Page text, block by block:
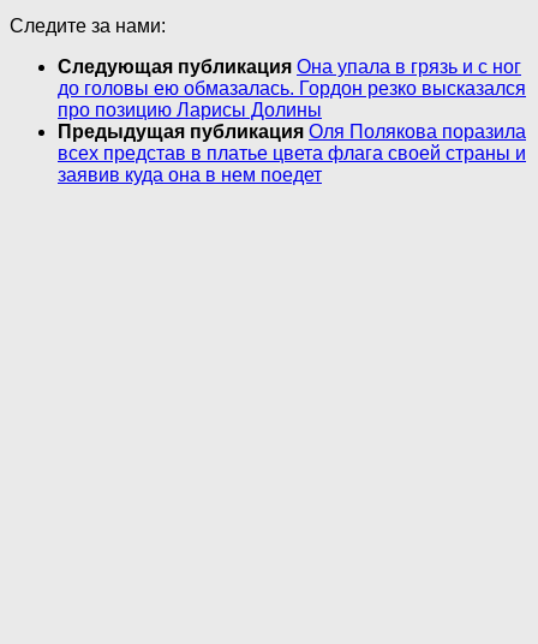
Следите за нами:
Следующая публикация Она упала в грязь и с ног
до головы ею обмазалась. Гордон резко высказался
про позицию Ларисы Долины
Предыдущая публикация Оля Полякова поразила
всех представ в платье цвета флага своей страны и
заявив куда она в нем поедет